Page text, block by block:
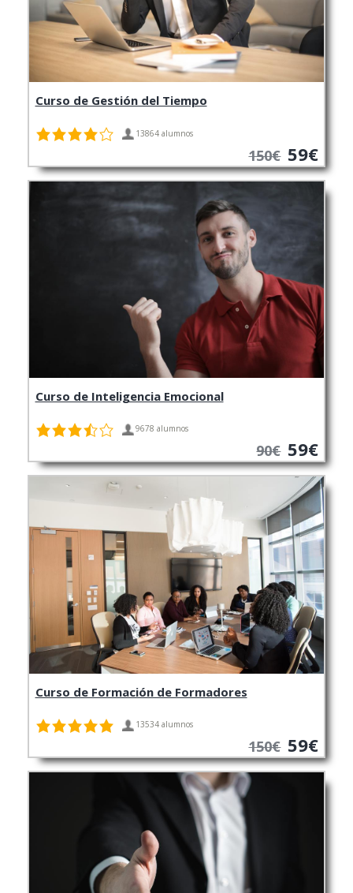
Curso de Gestión del Tiempo
13864 alumnos
150€ 59€
Curso de Inteligencia Emocional
9678 alumnos
90€ 59€
Curso de Formación de Formadores
13534 alumnos
150€ 59€